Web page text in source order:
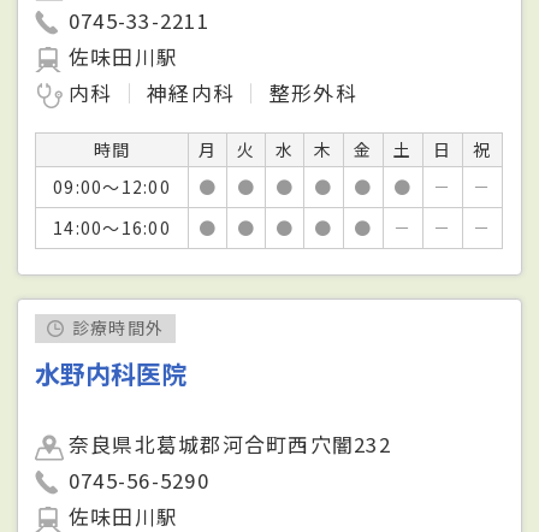
0745-33-2211
佐味田川駅
内科
神経内科 整形外科
時間 月 火 水 木 金 土 日
祝
09:00～12:00
● ● ● ● ● ● －
－
14:00～16:00
● ● ● ● ● － － －
診療時間外
水野内科医院
奈良県北葛城郡河合町西穴闇232
0745-56-5290
佐味田川駅